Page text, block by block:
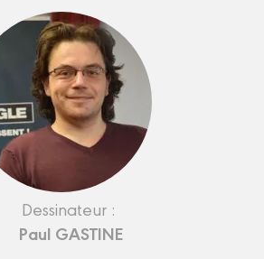
Dessinateur :
Paul GASTINE